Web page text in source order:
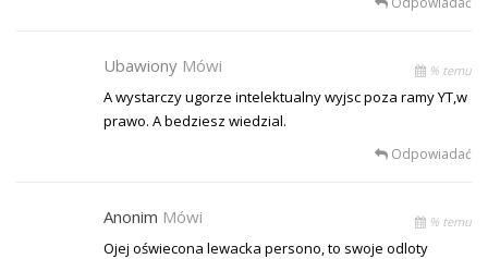
Ubawiony Mówi % temu
A wystarczy ugorze intelektualny wyjsc poza ramy YT,w
prawo. A bedziesz wiedzial.
Odpowiadać
Anonim Mówi % temu
Ojej oświecona lewacka persono, to swoje odloty